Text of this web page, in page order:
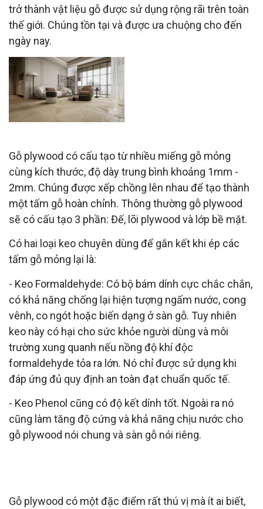
trở thành vật liệu gỗ được sử dụng rộng rãi trên toàn
thế giới. Chúng tồn tại và được ưa chuộng cho đến
ngày nay.
Gỗ plywood có cấu tạo từ nhiều miếng gỗ mỏng
cùng kích thước, độ dày trung bình khoảng 1mm -
2mm. Chúng được xếp chồng lên nhau để tạo thành
một tấm gỗ hoàn chỉnh. Thông thường gỗ plywood
sẽ có cấu tạo 3 phần: Đế, lõi plywood và lớp bề mặt.
Có hai loại keo chuyên dùng để gắn kết khi ép các
tấm gỗ mỏng lại là:
- Keo Formaldehyde: Có bộ bám dính cực chắc chắn,
có khả năng chống lại hiện tượng ngấm nước, cong
vênh, co ngót hoặc biến dạng ở sàn gỗ. Tuy nhiên
keo này có hại cho sức khỏe người dùng và môi
trường xung quanh nếu nồng độ khí độc
formaldehyde tỏa ra lớn. Nó chỉ được sử dụng khi
đáp ứng đủ quy định an toàn đạt chuẩn quốc tế.
- Keo Phenol cũng có độ kết dính tốt. Ngoài ra nó
cũng làm tăng độ cứng và khả năng chịu nước cho
gỗ plywood nói chung và sàn gỗ nói riêng.
Gỗ plywood có một đặc điểm rất thú vị mà ít ai biết,